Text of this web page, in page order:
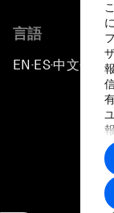
言語
EN ▪ES▪中文▪ 日本
プ